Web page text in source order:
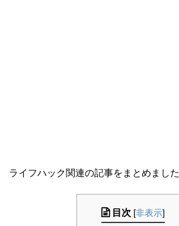
ライフハック関連の記事をまとめました
目次 [非表示]